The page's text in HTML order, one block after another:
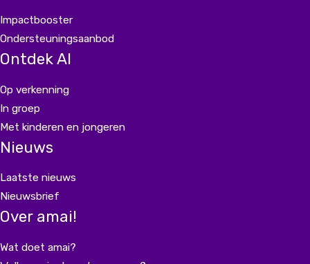
Impactbooster
Ondersteuningsaanbod
Ontdek AI
Op verkenning
In groep
Met kinderen en jongeren
Nieuws
Laatste nieuws
Nieuwsbrief
Over amai!
Wat doet amai?